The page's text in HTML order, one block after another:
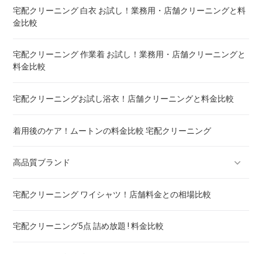
ウェイトブランケットの洗い方 ! 洗えないタイプの対処法も
重い布団の洗い方 ! 洗えないタイプの対処法も
宅配クリーニング 白衣 お試し！業務用・店舗クリーニングと料
金比較
宅配クリーニング 作業着 お試し！業務用・店舗クリーニングと
料金比較
宅配クリーニングお試し浴衣！店舗クリーニングと料金比較
着用後のケア！ムートンの料金比較 宅配クリーニング
高品質ブランド
ブランドスーツ！宅配クリーニング 高品質 料金 比較
ブランドコート！宅配クリーニング 高品質 料金 比較
宅配クリーニング ワイシャツ！店舗料金との相場比較
宅配クリーニング5点 詰め放題 ! 料金比較